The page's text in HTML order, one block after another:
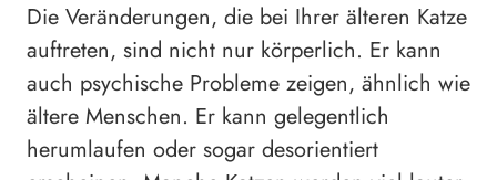
Die Veränderungen, die bei Ihrer älteren Katze
auftreten, sind nicht nur körperlich. Er kann
auch psychische Probleme zeigen, ähnlich wie
ältere Menschen. Er kann gelegentlich
herumlaufen oder sogar desorientiert